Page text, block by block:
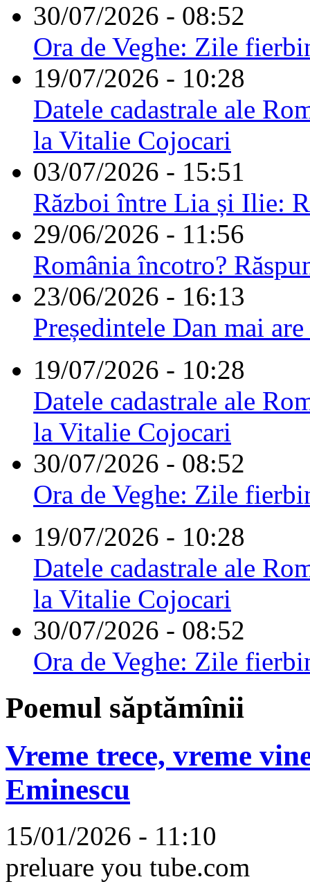
30/07/2026 - 08:52
Ora de Veghe: Zile
19/07/2026 - 10:28
Datele cadastrale ale
la Vitalie Cojocari
03/07/2026 - 15:51
Război între Lia și Ilie:
29/06/2026 - 11:56
România încotro?
23/06/2026 - 16:13
Președintele Dan mai
19/07/2026 - 10:28
Datele cadastrale ale
la Vitalie Cojocari
30/07/2026 - 08:52
Ora de Veghe: Zile
19/07/2026 - 10:28
Datele cadastrale ale
la Vitalie Cojocari
30/07/2026 - 08:52
Ora de Veghe: Zile
Poemul săptămînii
Vreme trece, vreme
Eminescu
15/01/2026 - 11:10
preluare you tube.com